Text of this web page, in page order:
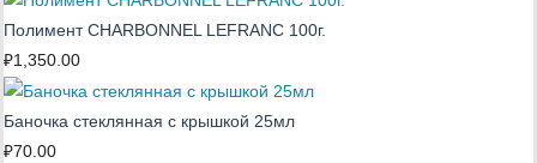
Полимент CHARBONNEL LEFRANC 100г.
₽1,350.00
Баночка стеклянная с крышкой 25мл
₽70.00